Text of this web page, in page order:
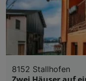
8152 Stallhofen